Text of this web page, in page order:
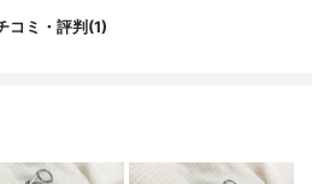
コミ・評判(1)